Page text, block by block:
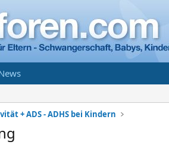
+ ADS - ADHS bei Kindern